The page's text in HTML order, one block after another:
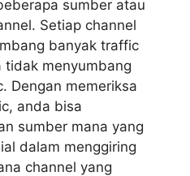
sumber atau
Setiap channel
banyak traffic
tidak menyumbang
Dengan memeriksa
anda bisa
sumber mana yang
dalam menggiring
channel yang